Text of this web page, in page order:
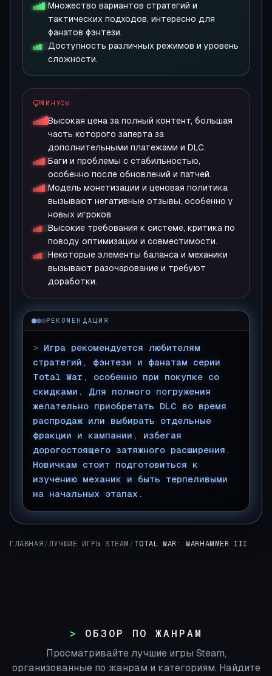
Множество вариантов стратегий и
тактических подходов, интересно для
фанатов фэнтези.
Доступность различных режимов и уровень
сложности.
МИНУСЫ
Высокая цена за полный контент, большая
часть которого заперта за
дополнительными платежами и DLC.
Баги и проблемы с стабильностью,
особенно после обновлений и патчей.
Модель монетизации и ценовая политика
вызывают негативные отзывы, особенно у
новых игроков.
Высокие требования к системе, критика по
поводу оптимизации и совместимости.
Некоторые элементы баланса и механики
вызывают разочарование и требуют
доработки.
РЕКОМЕНДАЦИЯ
> Игра рекомендуется любителям
стратегий, фэнтези и фанатам серии
Total War, особенно при покупке со
скидками. Для полного погружения
желательно приобретать DLC во время
распродаж или выбирать отдельные
фракции и кампании, избегая
дорогостоящего затяжного расширения.
Новичкам стоит подготовиться к
изучению механик и быть терпеливыми
на начальных этапах.
ГЛАВНАЯ /ЛУЧШИЕ ИГРЫ STEAM / TOTAL WAR: WARHAMMER III
ОБЗОР ПО ЖАНРАМ
Просматривайте лучшие игры Steam,
организованные по жанрам и категориям. Найдите